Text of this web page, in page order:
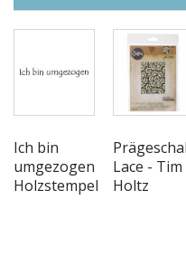
Ich bin
umgezogen
Holzstempel
Lace - Tim
Holtz